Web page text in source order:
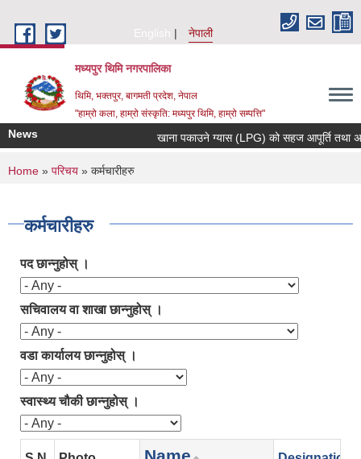
English
नेपाली
मध्यपुर थिमि नगरपालिका
थिमि, भक्तपुर, बागमती प्रदेश, नेपाल
"हाम्रो कला, हाम्रो संस्कृति: मध्यपुर थिमि, हाम्रो सम्पत्ति"
News खाना पकाउने ग्यास (LPG) को सहज आपूर्ति तथा
You are here
Home » परिचय » कर्मचारीहरु
कर्मचारीहरु
पद छान्नुहोस् ।
सचिवालय वा शाखा छान्नुहोस् ।
वडा कार्यालय छान्नुहोस् ।
स्वास्थ्य चौकी छान्नुहोस् ।